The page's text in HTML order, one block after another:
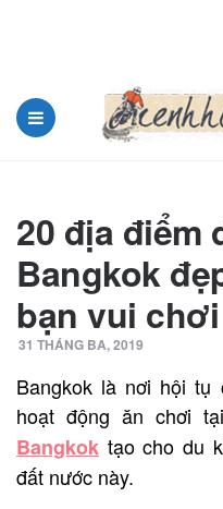
20 địa điểm
Bangkok
bạn vui
31 THÁNG BA, 2019
Bangkok là nơi hội tụ
hoạt động ăn chơi
Bangkok tạo cho du
đất nước này.